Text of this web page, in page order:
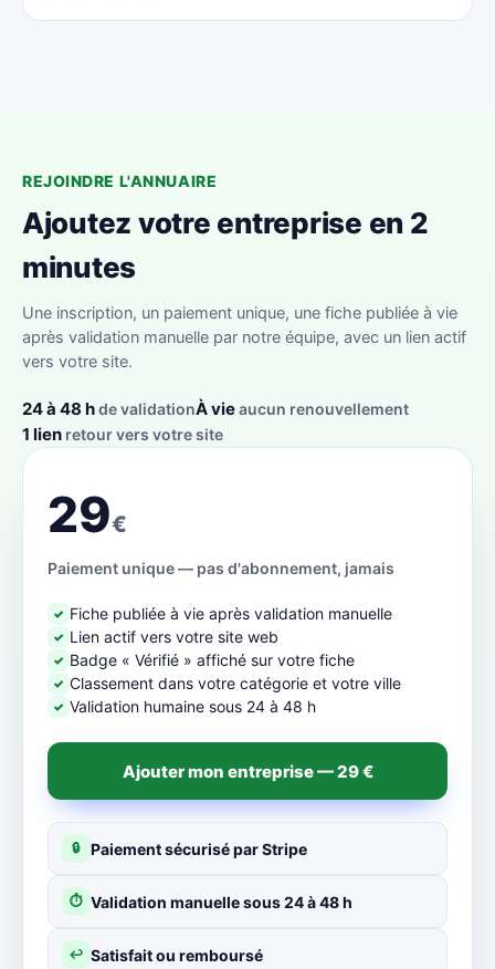
REJOINDRE L'ANNUAIRE
Ajoutez votre entreprise en 2
minutes
Une inscription, un paiement unique, une fiche publiée à vie
après validation manuelle par notre équipe, avec un lien actif
vers votre site.
24 à 48 hde validationÀ vieaucun renouvellement
1 lien retour vers votre site
29€
Paiement unique — pas d'abonnement, jamais
✓ Fiche publiée à vie après validation manuelle
✓ Lien actif vers votre site web
✓ Badge « Vérifié » affiché sur votre fiche
✓ Classement dans votre catégorie et votre ville
✓ Validation humaine sous 24 à 48 h
Ajouter mon entreprise — 29 €
🔒 Paiement sécurisé par Stripe
⏱ Validation manuelle sous 24 à 48 h
↩ Satisfait ou remboursé